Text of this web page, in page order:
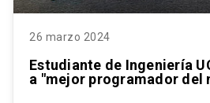
26 marzo 2024
Estudiante de Ingeniería
a "mejor programador del